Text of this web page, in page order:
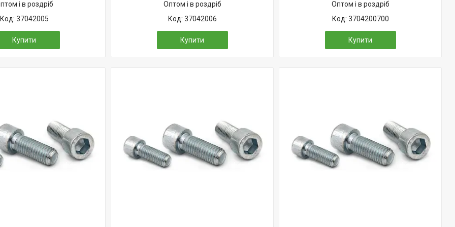
і в роздріб
37042005
Купити
Оптом і в роздріб
37042006
Купити
Оптом і в роздріб
3704200700
Купити